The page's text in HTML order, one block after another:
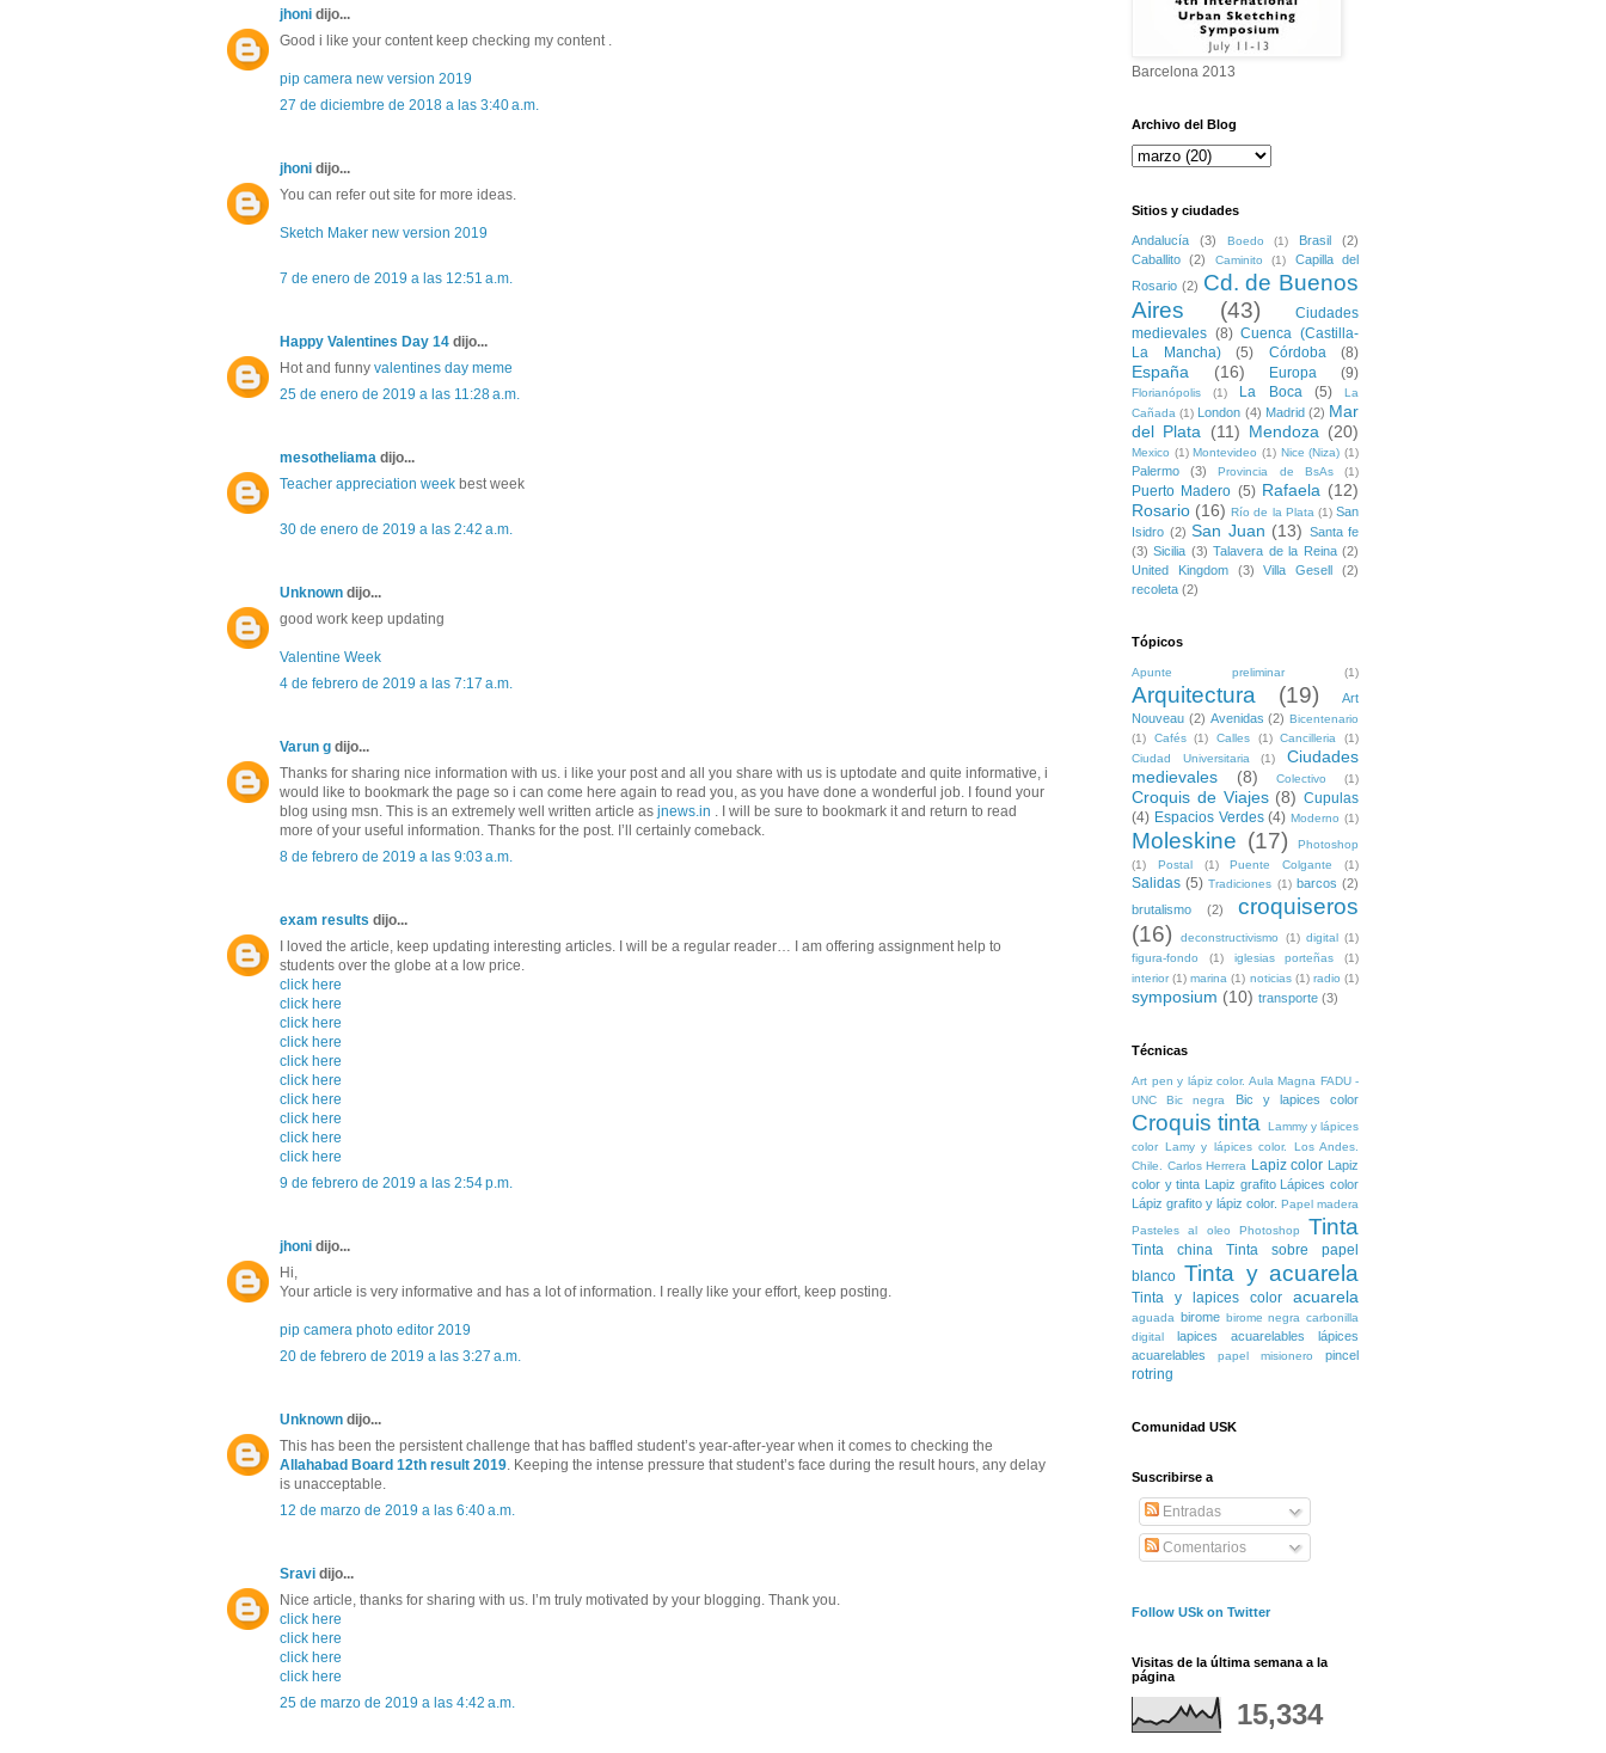
jhoni dijo...
Good i like your content keep checking my content .
pip camera new version 2019
27 de diciembre de 2018 a las 3:40 a.m.
jhoni dijo...
You can refer out site for more ideas.
Sketch Maker new version 2019
7 de enero de 2019 a las 12:51 a.m.
Happy Valentines Day 14 dijo...
Hot and funny valentines day meme
25 de enero de 2019 a las 11:28 a.m.
mesotheliama dijo...
Teacher appreciation week best week
30 de enero de 2019 a las 2:42 a.m.
Unknown dijo...
good work keep updating
Valentine Week
4 de febrero de 2019 a las 7:17 a.m.
Varun g dijo...
Thanks for sharing nice information with us. i like your post and all you share with us is uptodate and quite informative, i
would like to bookmark the page so i can come here again to read you, as you have done a wonderful job. I found your
blog using msn. This is an extremely well written article as jnews.in . I will be sure to bookmark it and return to read
more of your useful information. Thanks for the post. I’ll certainly comeback.
8 de febrero de 2019 a las 9:03 a.m.
exam results dijo...
I loved the article, keep updating interesting articles. I will be a regular reader… I am offering assignment help to
students over the globe at a low price.
click here
click here
click here
click here
click here
click here
click here
click here
click here
click here
9 de febrero de 2019 a las 2:54 p.m.
jhoni dijo...
Hi,
Your article is very informative and has a lot of information. I really like your effort, keep posting.
pip camera photo editor 2019
20 de febrero de 2019 a las 3:27 a.m.
Unknown dijo...
This has been the persistent challenge that has baffled student’s year-after-year when it comes to checking the
Allahabad Board 12th result 2019. Keeping the intense pressure that student’s face during the result hours, any delay
is unacceptable.
12 de marzo de 2019 a las 6:40 a.m.
Sravi dijo...
Nice article, thanks for sharing with us. I’m truly motivated by your blogging. Thank you.
click here
click here
click here
click here
25 de marzo de 2019 a las 4:42 a.m.
Barcelona 2013
Archivo del Blog
Sitios y ciudades
Andalucía (3) Boedo (1) Brasil
(2)
Caballito
(2) Caminito (1)
Capilla del
Rosario (2) Cd. de Buenos
Aires
(43)
Ciudades
medievales (8) Cuenca (Castilla-
La Mancha)
(5) Córdoba (8)
España (16) Europa (9)
Florianópolis (1) La Boca (5)
La
Cañada (1) London (4) Madrid (2) Mar
del Plata (11) Mendoza (20)
Mexico (1) Montevideo (1) Nice (Niza) (1)
Palermo (3) Provincia de BsAs (1)
Puerto Madero (5) Rafaela (12)
Rosario (16) Río de la Plata (1) San
Isidro (2) San Juan (13) Santa fe
(3) Sicilia (3) Talavera de la Reina (2)
United Kingdom
(3) Villa Gesell
(2)
recoleta (2)
Tópicos
Apunte preliminar (1)
Arquitectura (19)
Art
Nouveau (2) Avenidas (2) Bicentenario
(1)
Cafés (1) Calles (1) Cancilleria
(1)
Ciudad Universitaria
(1)
Ciudades
medievales
(8) Colectivo (1)
Croquis de Viajes (8) Cupulas
(4) Espacios Verdes (4) Moderno (1)
Moleskine (17)
Photoshop
(1)
Postal (1) Puente Colgante (1)
Salidas (5) Tradiciones (1) barcos (2)
brutalismo
(2)
croquiseros
(16)
deconstructivismo (1) digital
(1)
figura-fondo
(1) iglesias porteñas
(1)
interior (1) marina (1) noticias (1) radio (1)
symposium (10) transporte (3)
Técnicas
Art pen y lápiz color. Aula Magna FADU -
UNC
Bic negra Bic y lapices color
Croquis tinta
Lammy y lápices
color
Lamy y lápices color. Los Andes.
Chile. Carlos Herrera Lapiz color
Lapiz
color y tinta
Lapiz grafito
Lápices color
Lápiz grafito y lápiz color. Papel madera
Pasteles al oleo
Photoshop Tinta
Tinta china
Tinta sobre papel
blanco Tinta y acuarela
Tinta y lapices color acuarela
aguada birome birome negra carbonilla
digital
lapices acuarelables
lápices
acuarelables
papel misionero pincel
rotring
Comunidad USK
Suscribirse a
Entradas
Comentarios
Follow USk on Twitter
Visitas de la última semana a la
página
15,334